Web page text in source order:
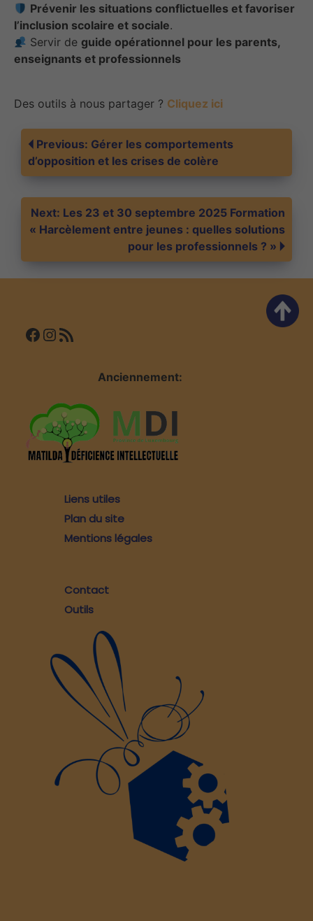
Prévenir les situations conflictuelles et favoriser
l’inclusion scolaire et sociale.
Servir deguide opérationnel pour les parents,
enseignants et professionnels
Des outils à nous partager ? Cliquez ici
Navigation
de
l’article
Previous: Gérer les comportements
d’opposition et les crises de colère
Next: Les 23 et 30 septembre 2025 Formation
« Harcèlement entre jeunes : quelles solutions
pour les professionnels ? »
Facebook InstagramFlux RSS
Anciennement:
Liens utiles
Plan du site
Mentions légales
Contact
Outils